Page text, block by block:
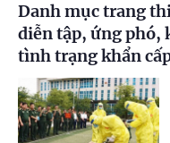
Danh mục trang
diễn tập, ứng phó,
tình trạng khẩn